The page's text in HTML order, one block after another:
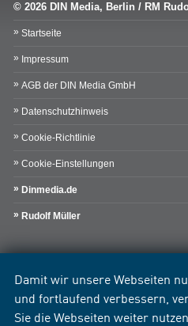
Damit wir unsere Webseiten
und fortlaufend verbessern,
Sie die Webseiten weiter
© 2026 DIN Media, Berlin / RM
Startseite
Impressum
AGB der DIN Media GmbH
Datenschutzhinweis
Cookie-Richtlinie
Cookie-Einstellungen
Dinmedia.de
Rudolf Müller